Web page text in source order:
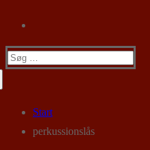
Søg
Start
perkussionslås